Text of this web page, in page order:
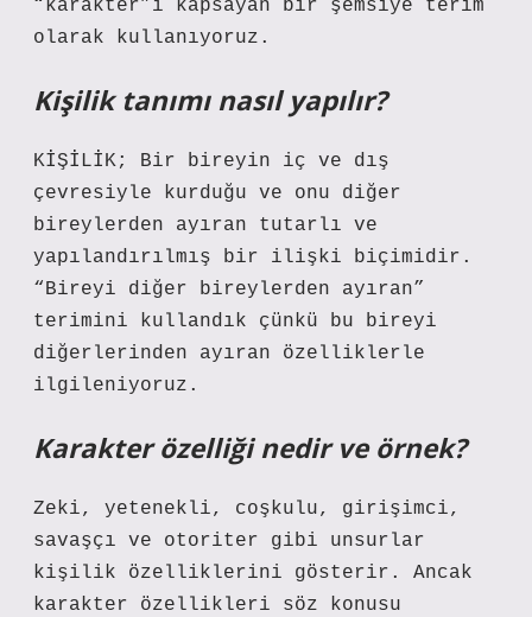
“karakter”i kapsayan bir şemsiye terim
olarak kullanıyoruz.
Kişilik tanımı nasıl yapılır?
KİŞİLİK; Bir bireyin iç ve dış
çevresiyle kurduğu ve onu diğer
bireylerden ayıran tutarlı ve
yapılandırılmış bir ilişki biçimidir.
“Bireyi diğer bireylerden ayıran”
terimini kullandık çünkü bu bireyi
diğerlerinden ayıran özelliklerle
ilgileniyoruz.
Karakter özelliği nedir ve örnek?
Zeki, yetenekli, coşkulu, girişimci,
savaşçı ve otoriter gibi unsurlar
kişilik özelliklerini gösterir. Ancak
karakter özellikleri söz konusu